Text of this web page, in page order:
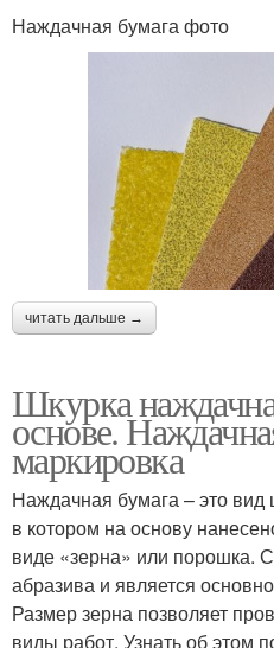
Наждачная бумага фото
читать дальше →
Шкурка
основе.
маркировка
Наждачная бумага – это
в котором на основу
виде «зерна» или порошка.
абразива и является
Размер зерна позволяет
виды работ. Узнать об этом